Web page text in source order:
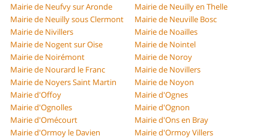
Mairie de Neufvy sur Aronde
Mairie de Neuilly en Thelle
Mairie de Neuilly sous Clermont
Mairie de Neuville Bosc
Mairie de Nivillers
Mairie de Noailles
Mairie de Nogent sur Oise
Mairie de Nointel
Mairie de Noirémont
Mairie de Noroy
Mairie de Nourard le Franc
Mairie de Novillers
Mairie de Noyers Saint Martin
Mairie de Noyon
Mairie d'Offoy
Mairie d'Ognes
Mairie d'Ognolles
Mairie d'Ognon
Mairie d'Omécourt
Mairie d'Ons en Bray
Mairie d'Ormoy le Davien
Mairie d'Ormoy Villers